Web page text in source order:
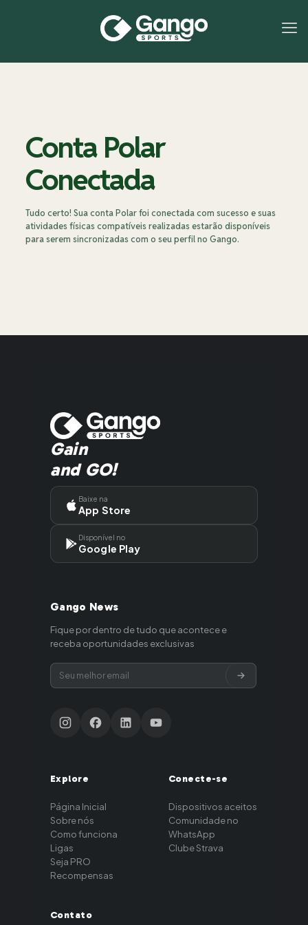
Conta Polar
Conectada
Tudo certo! Sua conta Polar foi conectada com sucesso e suas
atividades físicas compatíveis realizadas estarão disponíveis
para serem sincronizadas com o seu perfil no Gango.
Gain
and GO!
Baixe na
App Store
Disponível no
Google Play
Gango News
Fique por dentro de tudo que acontece e
receba oportunidades exclusivas
Explore
Página Inicial
Sobre nós
Como funciona
Ligas
Seja PRO
Recompensas
Conecte-se
Dispositivos aceitos
Comunidade no
WhatsApp
Clube Strava
Contato